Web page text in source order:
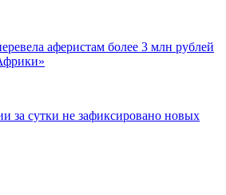
аферистам более 3 млн рублей
за сутки не зафиксировано новых